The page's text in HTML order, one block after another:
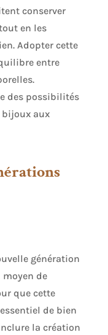
conserver
en les
Adopter cette
entre
des possibilités
aux
génération
de
que cette
de bien
la création